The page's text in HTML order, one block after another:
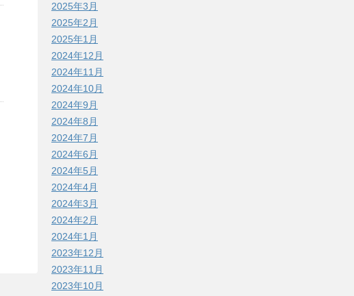
2025年3月
2025年2月
2025年1月
2024年12月
2024年11月
2024年10月
2024年9月
2024年8月
2024年7月
2024年6月
2024年5月
2024年4月
2024年3月
2024年2月
2024年1月
2023年12月
2023年11月
2023年10月